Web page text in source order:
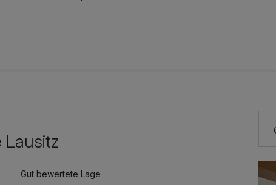
Lausitz
Gut bewertete Lage